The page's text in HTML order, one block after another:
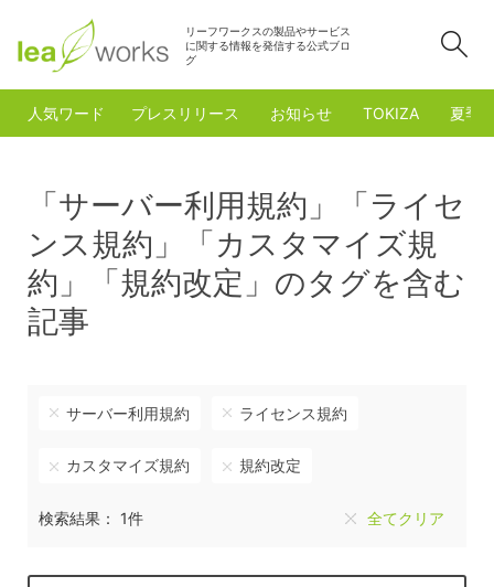
リーフワークスの製品やサービス
に関する情報を発信する公式ブロ
グ
人気ワード プレスリリース お知らせ TOKIZA 夏季
「サーバー利用規約」「ライセ
ンス規約」「カスタマイズ規
約」「規約改定」のタグを含む
記事
サーバー利用規約 ライセンス規約
カスタマイズ規約 規約改定
検索結果： 1件 全てクリア